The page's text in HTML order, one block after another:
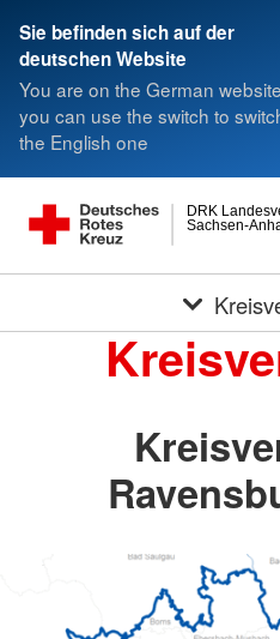
Sie befinden sich auf der
deutschen Website
You are on the German
you can use the switch to
the English one
Sachsen-
DRK